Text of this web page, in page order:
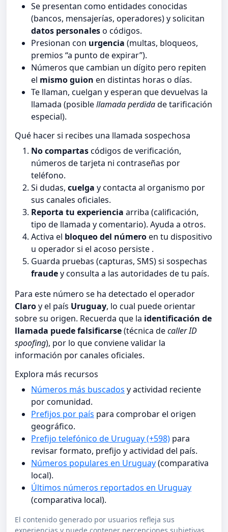
Se presentan como entidades conocidas
(bancos, mensajerías, operadores) y solicitan
datos personaleso códigos.
Presionan con urgencia (multas, bloqueos,
premios “a punto de expirar”).
Números que cambian un dígito pero repiten
el mismo guion en distintas horas o días.
Te llaman, cuelgan y esperan que devuelvas la
llamada (posiblellamada perdidade tarificación
especial).
Qué hacer si recibes una llamada sospechosa
No compartascódigos de verificación,
números de tarjeta ni contraseñas por
teléfono.
Si dudas, cuelga y contacta al organismo por
sus canales oficiales.
Reporta tu experiencia arriba (calificación,
tipo de llamada y comentario). Ayuda a otros.
Activa el bloqueo del númeroen tu dispositivo
u operador si el acoso persiste .
Guarda pruebas (capturas, SMS) si sospechas
fraudey consulta a las autoridades de tu país.
Para este número se ha detectado el operador
Claroy el país Uruguay, lo cual puede orientar
sobre su origen. Recuerda que la identificación de
llamada puede falsificarse(técnica decaller ID
spoofing), por lo que conviene validar la
información por canales oficiales.
Explora más recursos
Números más buscados y actividad reciente
por comunidad.
Prefijos por país para comprobar el origen
geográfico.
Prefijo telefónico de Uruguay (+598) para
revisar formato, prefijo y actividad del país.
Números populares en Uruguay(comparativa
local).
Últimos números reportados en Uruguay
(comparativa local).
El contenido generado por usuarios refleja sus